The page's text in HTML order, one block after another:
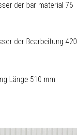
der bar material 76
der Bearbeitung 420
Länge 510 mm